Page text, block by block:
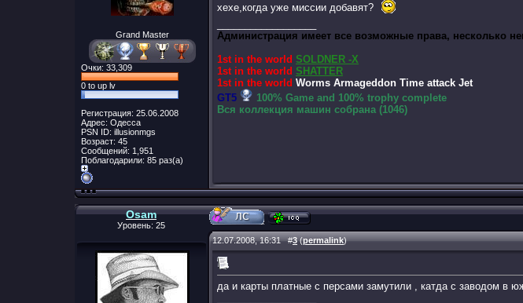
Grand Master
Очки: 33,309
0 to up lv
Регистрация: 25.06.2008
Адрес: Одесса
PSN ID: illusionmgs
Возраст: 45
Сообщений: 1,951
Поблагодарили: 85 раз(а)
хехе,когда уже миссии добавят?
Администрация имеет все возможные права, несколько
1st in the world SOLDNER -X
1st in the world SHATTER
1st in the world Worms Armageddon Time attack Jet
GT5
100% Game and 100% trophy complete
Вся коллекция машин собрана (1046)
Osam
Уровень: 25
12.07.2008, 16:31#3(permalink)
да и карты платные с персами замутили , катда с заводом в